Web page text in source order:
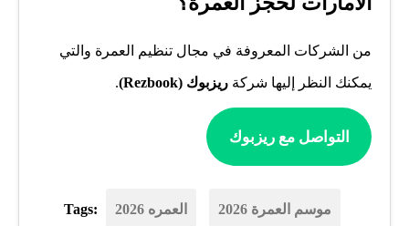
من الشركات المعروفة في مجال تنظيم العمرة والتي
يمكنك النظر إليها شركة ريزبوك (Rezbook) .
التواصل مع ريزبوك
Tags: العمره 2026 موسم العمرة 2026